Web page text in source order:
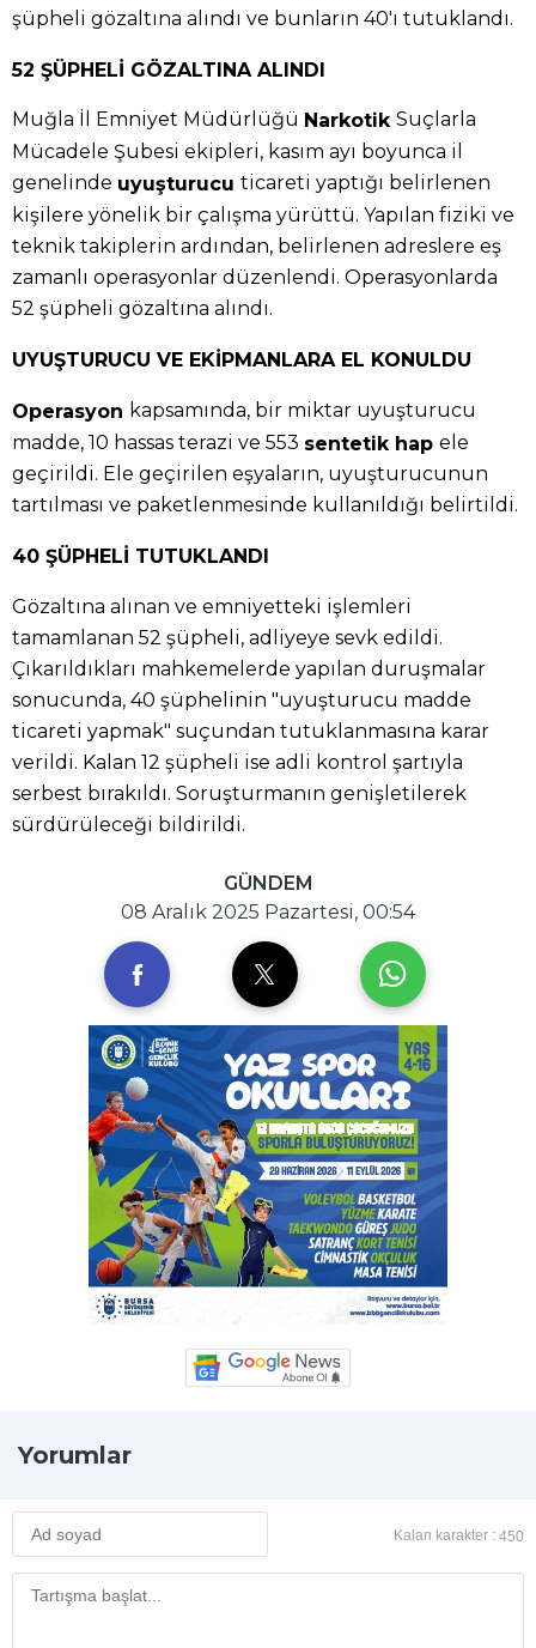
şüpheli gözaltına alındı ve bunların 40'ı tutuklandı.
52 ŞÜPHELİ GÖZALTINA ALINDI
Muğla İl Emniyet Müdürlüğü Narkotik Suçlarla
Mücadele Şubesi ekipleri, kasım ayı boyunca il
genelinde uyuşturucu ticareti yaptığı belirlenen
kişilere yönelik bir çalışma yürüttü. Yapılan fiziki ve
teknik takiplerin ardından, belirlenen adreslere eş
zamanlı operasyonlar düzenlendi. Operasyonlarda
52 şüpheli gözaltına alındı.
UYUŞTURUCU VE EKİPMANLARA EL KONULDU
Operasyon kapsamında, bir miktar uyuşturucu
madde, 10 hassas terazi ve 553 sentetik hap ele
geçirildi. Ele geçirilen eşyaların, uyuşturucunun
tartılması ve paketlenmesinde kullanıldığı belirtildi.
40 ŞÜPHELİ TUTUKLANDI
Gözaltına alınan ve emniyetteki işlemleri
tamamlanan 52 şüpheli, adliyeye sevk edildi.
Çıkarıldıkları mahkemelerde yapılan duruşmalar
sonucunda, 40 şüphelinin "uyuşturucu madde
ticareti yapmak" suçundan tutuklanmasına karar
verildi. Kalan 12 şüpheli ise adli kontrol şartıyla
serbest bırakıldı. Soruşturmanın genişletilerek
sürdürüleceği bildirildi.
GÜNDEM
08 Aralık 2025 Pazartesi, 00:54
Yorumlar
Kalan karakter : 450